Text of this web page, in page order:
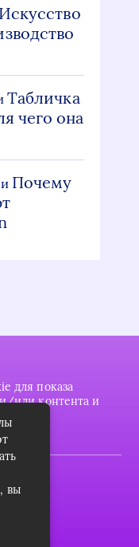
Искусство
Табличка
чего она
Почему
для показа
или контента и
вы